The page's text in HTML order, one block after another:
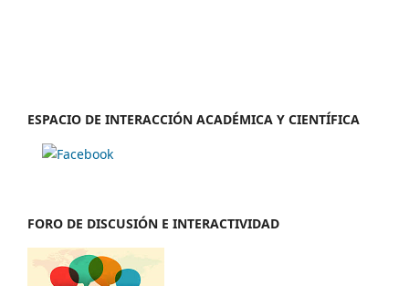
ESPACIO DE INTERACCIÓN ACADÉMICA Y CIENTÍFICA
FORO DE DISCUSIÓN E INTERACTIVIDAD